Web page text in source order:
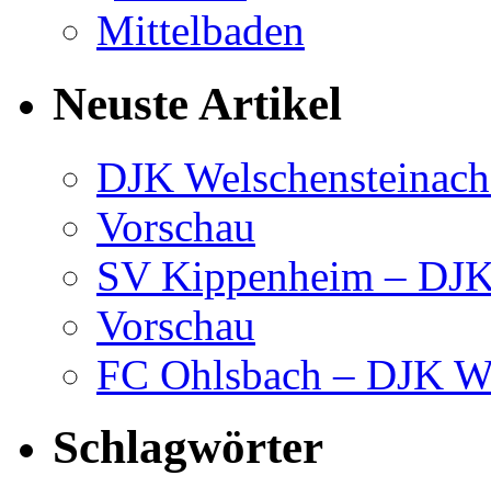
Neuste Artikel
DJK
Vorschau
SV Kippenheim –
Vorschau
FC Ohlsbach – DJK
Schlagwörter